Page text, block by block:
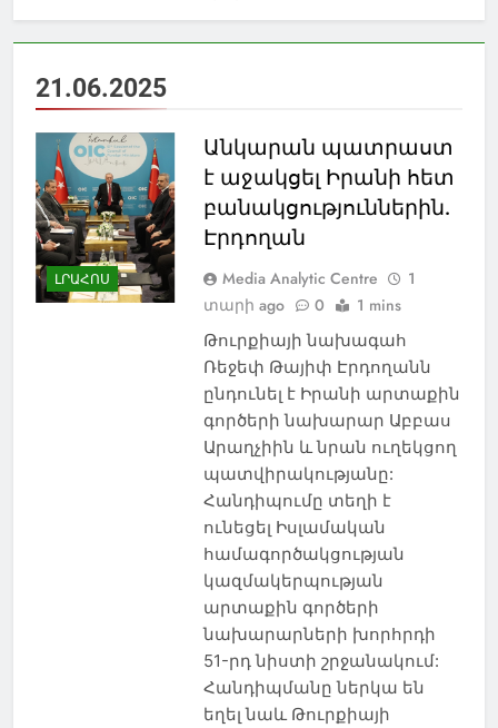
21.06.2025
ԼՐԱՀՈՍ
Անկարան պատրաստ
է աջակցել Իրանի հետ
բանակցություններին.
Էրդողան
Media Analytic Centre
1
տարի ago
0 1 mins
Թուրքիայի նախագահ
Ռեջեփ Թայիփ Էրդողանն
ընդունել է Իրանի արտաքին
գործերի նախարար Աբբաս
Արաղչիին և նրան ուղեկցող
պատվիրակությանը:
Հանդիպումը տեղի է
ունեցել Իսլամական
համագործակցության
կազմակերպության
արտաքին գործերի
նախարարների խորհրդի
51-րդ նիստի շրջանակում:
Հանդիպմանը ներկա են
եղել նաև Թուրքիայի